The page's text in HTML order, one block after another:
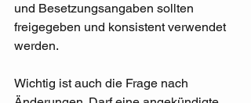
und Besetzungsangaben sollten
freigegeben und konsistent verwendet
werden.
Wichtig ist auch die Frage nach